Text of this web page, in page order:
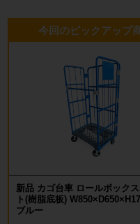
今回のピックアップ
新品 カゴ台車 ロールボック
ト(樹脂底板)
ブルー